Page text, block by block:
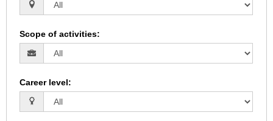
Scope of activities:
Career level: